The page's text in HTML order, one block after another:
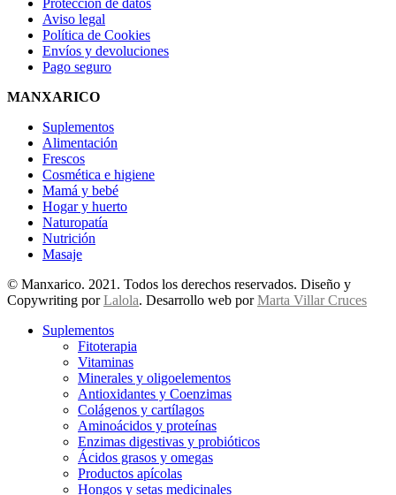
Protección de datos
Aviso legal
Política de Cookies
Envíos y devoluciones
Pago seguro
MANXARICO
Suplementos
Alimentación
Frescos
Cosmética e higiene
Mamá y bebé
Hogar y huerto
Naturopatía
Nutrición
Masaje
© Manxarico. 2021. Todos los derechos reservados. Diseño y
Copywriting porLalola. Desarrollo web porMarta Villar Cruces
Suplementos
Fitoterapia
Vitaminas
Minerales y oligoelementos
Antioxidantes y Coenzimas
Colágenos y cartílagos
Aminoácidos y proteínas
Enzimas digestivas y probióticos
Ácidos grasos y omegas
Productos apícolas
Hongos y setas medicinales